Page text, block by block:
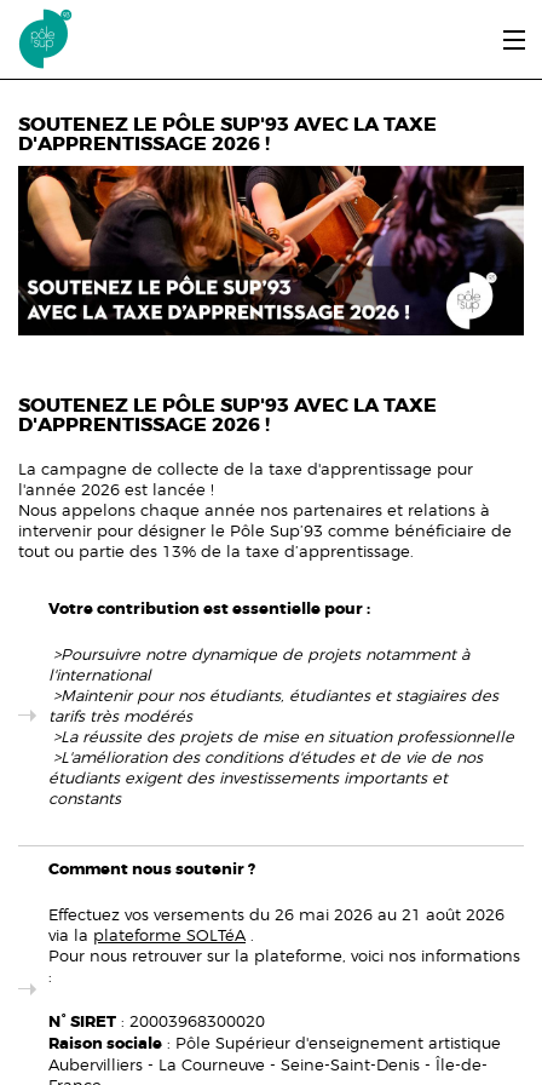
Aller au contenu principal
ÉTUDIANTS / DIPLÔMÉS
ÉCOUTER, VOIR & LIRE
INFOS PRATIQUES
SOUTENEZ LE PÔLE SUP'93 AVEC LA TAXE
D'APPRENTISSAGE 2026 !
SOUTENEZ LE PÔLE SUP'93 AVEC LA TAXE
D'APPRENTISSAGE 2026 !
La campagne de collecte de la taxe d'apprentissage pour
l'année 2026 est lancée !
Nous appelons chaque année nos partenaires et relations à
intervenir pour désigner le Pôle Sup’93 comme bénéficiaire de
tout ou partie des 13% de la taxe d’apprentissage.
Votre contribution est essentielle pour :
>Poursuivre notre dynamique de projets notamment à
l'international
>Maintenir pour nos étudiants, étudiantes et stagiaires des
tarifs très modérés
>La réussite des projets de mise en situation professionnelle
>L'amélioration des conditions d'études et de vie de nos
étudiants exigent des investissements importants et
constants
Comment nous soutenir ?
Effectuez vos versements du 26 mai 2026 au 21 août 2026
via la plateforme SOLTéA
Pour nous retrouver sur la plateforme, voici nos informations
:
N° SIRET : 20003968300020
Raison sociale : Pôle Supérieur d'enseignement artistique
Aubervilliers - La Courneuve - Seine-Saint-Denis - Île-de-